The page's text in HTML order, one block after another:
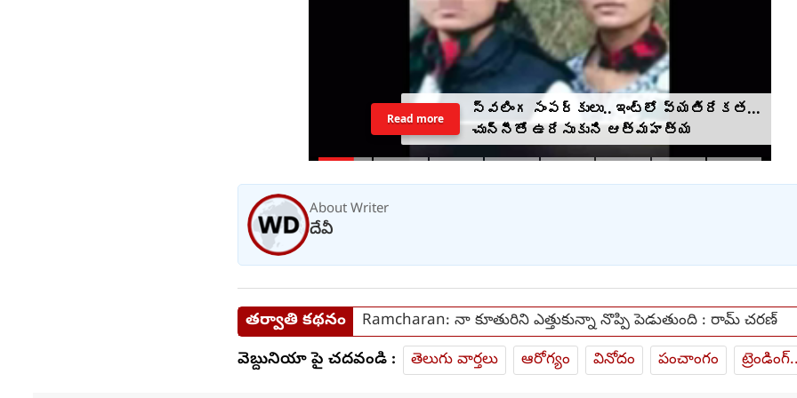
స్వలింగ సంపర్కులు.. ఇంట్లో వ్యతిరేకత...
చున్నీతో ఉరేసుకుని ఆత్మహత్య
Read more
About Writer
దేవీ
తర్వాతి కథనం Ramcharan: నా కూతురిని ఎత్తుకున్నా నొప్పి పెడుతుంది : రామ్ చరణ్
వెబ్దునియా పై చదవండి : తెలుగు వార్తలు ఆరోగ్యం వినోదం పంచాంగం ట్రెండింగ్..